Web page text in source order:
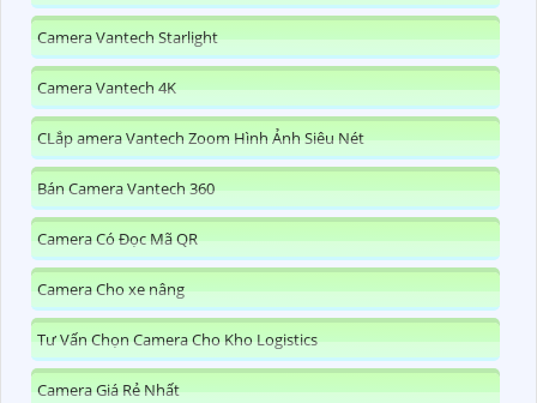
Camera Vantech Starlight
Camera Vantech 4K
CLắp amera Vantech Zoom Hình Ảnh Siêu Nét
Bán Camera Vantech 360
Camera Có Đọc Mã QR
Camera Cho xe nâng
Tư Vấn Chọn Camera Cho Kho Logistics
Camera Giá Rẻ Nhất